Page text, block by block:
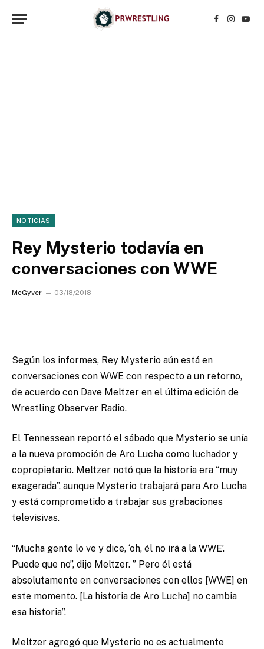
Facebook
NOTICIAS
Rey Mysterio todavía en
conversaciones con WWE
McGyver 03/18/2018
Según los informes, Rey Mysterio aún está en
conversaciones con WWE con respecto a un retorno,
de acuerdo con Dave Meltzer en el última edición de
Wrestling Observer Radio.
El Tennessean reportó el sábado que Mysterio se unía
a la nueva promoción de Aro Lucha como luchador y
copropietario. Meltzer notó que la historia era “muy
exagerada”, aunque Mysterio trabajará para Aro Lucha
y está comprometido a trabajar sus grabaciones
televisivas.
“Mucha gente lo ve y dice, ‘oh, él no irá a la WWE’.
Puede que no”, dijo Meltzer. ” Pero él está
absolutamente en conversaciones con ellos [WWE] en
este momento. [La historia de Aro Lucha] no cambia
esa historia”.
Meltzer agregó que Mysterio no es actualmente